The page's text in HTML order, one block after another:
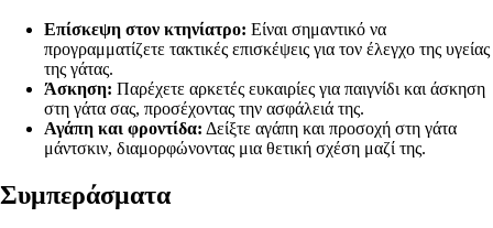
Επίσκεψη στον κτηνίατρο: Είναι σημαντικό να
προγραμματίζετε τακτικές επισκέψεις για τον έλεγχο της υγείας
της γάτας.
Άσκηση: Παρέχετε αρκετές ευκαιρίες για παιγνίδι και άσκηση
στη γάτα σας, προσέχοντας την ασφάλειά της.
Αγάπη και φροντίδα: Δείξτε αγάπη και προσοχή στη γάτα
μάντσκιν, διαμορφώνοντας μια θετική σχέση μαζί της.
Συμπεράσματα